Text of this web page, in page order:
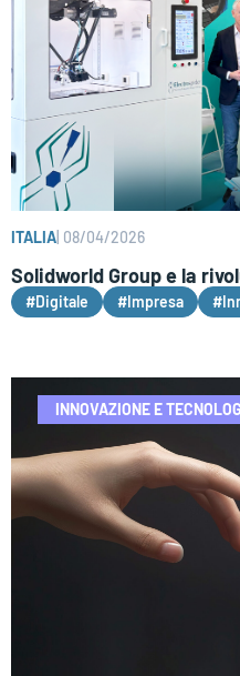
ITALIA 08/04/2026
Solidworld Group e la
#Digitale #Impresa
INNOVAZIONE E